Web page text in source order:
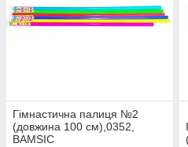
Гімнастична палиця №2
(довжина 100 см),0352,
BAMSIC